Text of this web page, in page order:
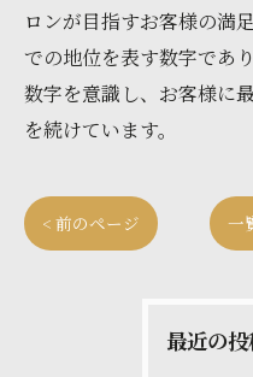
ロンが目指すお客様の満
での地位を表す数字であ
数字を意識し、お客様に
を続けています。
< 前のページ 一
最近の